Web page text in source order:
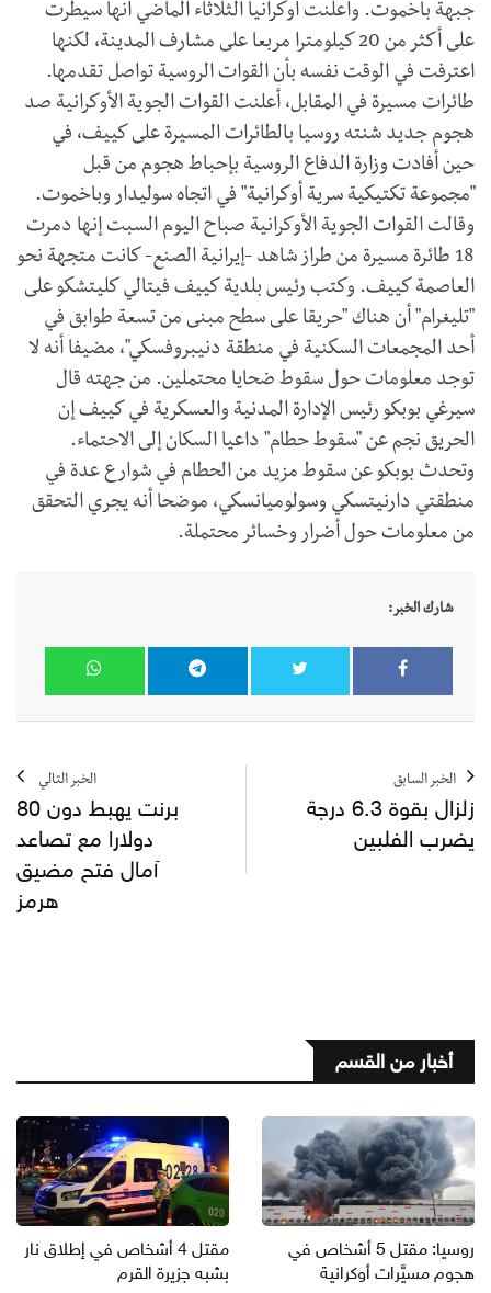
جبهة باخموت. وأعلنت أوكرانيا الثلاثاء الماضي أنها سيطرت
على أكثر من 20 كيلومترا مربعا على مشارف المدينة، لكنها
اعترفت في الوقت نفسه بأن القوات الروسية تواصل تقدمها.
طائرات مسيرة في المقابل، أعلنت القوات الجوية الأوكرانية صد
هجوم جديد شنته روسيا بالطائرات المسيرة على كييف، في
حين أفادت وزارة الدفاع الروسية بإحباط هجوم من قبل
"مجموعة تكتيكية سرية أوكرانية" في اتجاه سوليدار وباخموت.
وقالت القوات الجوية الأوكرانية صباح اليوم السبت إنها دمرت
18 طائرة مسيرة من طراز شاهد -إيرانية الصنع- كانت متجهة نحو
العاصمة كييف. وكتب رئيس بلدية كييف فيتالي كليتشكو على
"تليغرام" أن هناك "حريقا على سطح مبنى من تسعة طوابق في
أحد المجمعات السكنية في منطقة دنيبروفسكي"، مضيفا أنه لا
توجد معلومات حول سقوط ضحايا محتملين. من جهته قال
سيرغي بوبكو رئيس الإدارة المدنية والعسكرية في كييف إن
الحريق نجم عن "سقوط حطام" داعيا السكان إلى الاحتماء.
وتحدث بوبكو عن سقوط مزيد من الحطام في شوارع عدة في
منطقتي دارنيتسكي وسولوميانسكي، موضحا أنه يجري التحقق
من معلومات حول أضرار وخسائر محتملة.
شارك الخبر:
الخبر السابق
زلزال بقوة 6.3 درجة
يضرب الفلبين
الخبر التالي
برنت يهبط دون 80
دولارا مع تصاعد
آمال فتح مضيق
هرمز
أخبار من القسم
روسيا: مقتل 5 أشخاص في
هجوم مسيَّرات أوكرانية
مقتل 4 أشخاص في إطلاق نار
بشبه جزيرة القرم